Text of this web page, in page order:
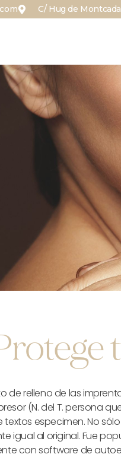
C/ Hug de Montcada
de relleno de las
(N. del T. persona
especimen. No
igual al original. Fue
con software de